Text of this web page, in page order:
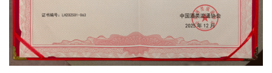
人
物
酒
观
登录 注册